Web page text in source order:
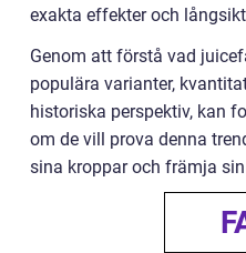
exakta effekter och
Genom att förstå vad
populära varianter,
historiska perspektiv, kan
om de vill prova denna
sina kroppar och främja